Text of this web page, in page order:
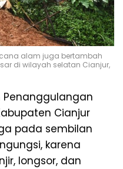
alam juga bertambah
di wilayah selatan Cianjur,
Penanggulangan
Cianjur
pada sembilan
karena
longsor, dan